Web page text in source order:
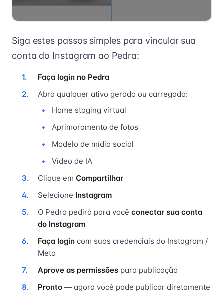
Siga estes passos simples para vincular sua
conta do Instagram ao Pedra:
Faça login no Pedra
Abra qualquer ativo gerado ou carregado:
Home staging virtual
Aprimoramento de fotos
Modelo de mídia social
Vídeo de IA
Clique em Compartilhar
Selecione Instagram
O Pedra pedirá para você conectar sua conta
do Instagram
Faça login com suas credenciais do Instagram /
Meta
Aprove as permissões para publicação
Pronto — agora você pode publicar diretamente